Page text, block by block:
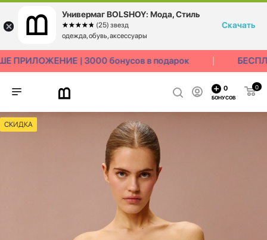
| 3000 бонусов в подарок
0
0
БОНУСОВ
СКИДКА
Универмаг BOLSHOY: Мода, Стиль
☆☆☆☆☆
★★★★★ (25) звезд
одежда, обувь, аксессуары
Скачать